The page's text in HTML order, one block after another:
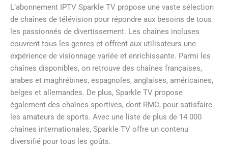
L’abonnement IPTV Sparkle TV propose une vaste sélection
de chaînes de télévision pour répondre aux besoins de tous
les passionnés de divertissement. Les chaînes incluses
couvrent tous les genres et offrent aux utilisateurs une
expérience de visionnage variée et enrichissante. Parmi les
chaînes disponibles, on retrouve des chaînes françaises,
arabes et maghrébines, espagnoles, anglaises, américaines,
belges et allemandes. De plus, Sparkle TV propose
également des chaînes sportives, dont RMC, pour satisfaire
les amateurs de sports. Avec une liste de plus de 14 000
chaînes internationales, Sparkle TV offre un contenu
diversifié pour tous les goûts.